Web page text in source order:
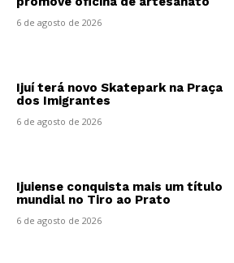
6 de agosto de 2026
Ijuí terá novo Skatepark na Praça
dos Imigrantes
6 de agosto de 2026
Ijuiense conquista mais um título
mundial no Tiro ao Prato
6 de agosto de 2026